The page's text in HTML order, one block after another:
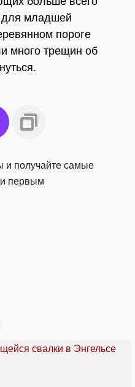
для младшей
пороге
много трещин об
и получайте самые
первым